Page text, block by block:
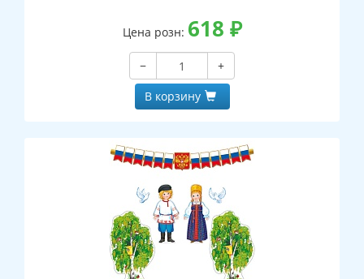
Цена розн: 618 ₽
−
+
В корзину